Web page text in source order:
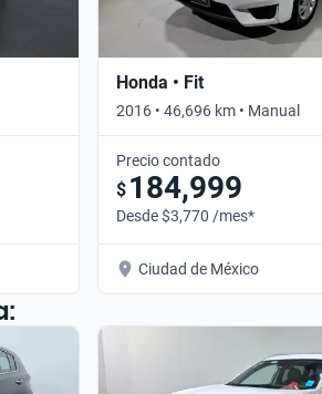
Honda • Fit
2016 • 46,696 km • Manual
Precio contado
$ 184,999
Desde $3,770 /mes*
Ciudad de México